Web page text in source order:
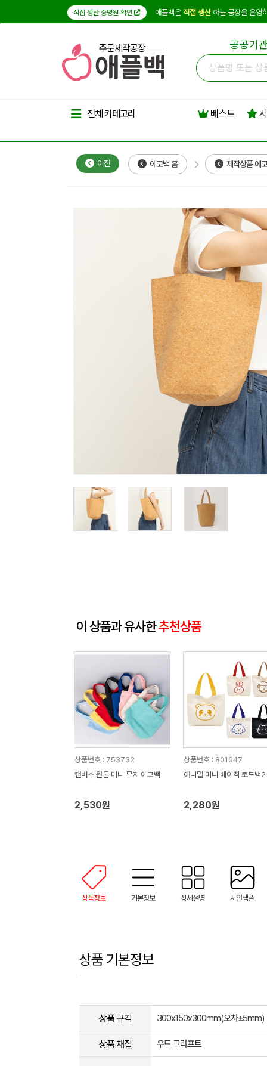
직접 생산 증명원 확인 애플백은 직접 생산하는 공장을 운영
주문제작공장 공공기
전체 카테고리 베스트
이전 에코백 홈 제작상품 에
이 상품과 유사한추천상품
상품번호 : 753732
캔버스 원톤 미니 무지 에코백
2,530원
상품번호 : 801647
애니멀 미니 베이직 토드백2
2,280원
상품정보 기본정보 상세설명 시안샘플
상품 기본정보
상품 규격 300x150x300mm(오차±5mm)
상품 재질 우드 크라프트